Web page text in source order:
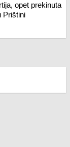
opet prekinuta
Prištini